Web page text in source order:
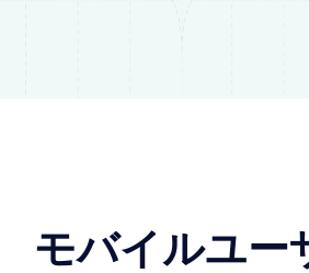
モバイルユー